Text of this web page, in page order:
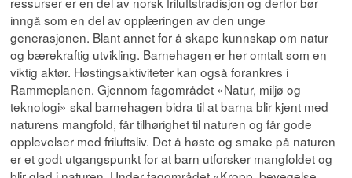
inngå som en del av opplæringen av den unge
generasjonen. Blant annet for å skape kunnskap om natur
og bærekraftig utvikling. Barnehagen er her omtalt som en
viktig aktør. Høstingsaktiviteter kan også forankres i
Rammeplanen. Gjennom fagområdet «Natur, miljø og
teknologi» skal barnehagen bidra til at barna blir kjent med
naturens mangfold, får tilhørighet til naturen og får gode
opplevelser med friluftsliv. Det å høste og smake på naturen
er et godt utgangspunkt for at barn utforsker mangfoldet og